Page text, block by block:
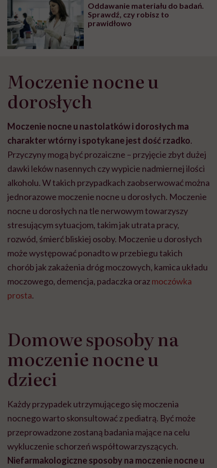
Oddawanie materiału do badań.
Sprawdź, czy robisz to
prawidłowo
Moczenie nocne u
dorosłych
Moczenie nocne u nastolatków i dorosłych ma
charakter wtórny i spotykane jest dość rzadko.
Przyczyny mogą być prozaiczne – przyjęcie zbyt dużej
dawki leków nasennych czy wypicie nadmiernej ilości
alkoholu. W takich przypadkach zaobserwować można
jednorazowe moczenie nocne u dorosłych. Moczenie
nocne u dorosłych na tle nerwowym towarzyszy
stresującym sytuacjom, takim jak utrata pracy,
rozwód, śmierć bliskiej osoby. Moczenie u dorosłych
może występować ponadto w przebiegu takich
chorób jak zakażenia dróg moczowych, kamica układu
moczowego, demencja, padaczka orazmoczówka
prosta.
Domowe sposoby na
moczenie nocne u
dzieci
Każdy przypadek utrzymującego się moczenia
nocnego warto skonsultować z pediatrą. Być może
przeprowadzone zostaną badania mające na celu
wykluczenie schorzeń współtowarzyszących.
Niefarmakologiczne sposoby na moczenie nocne u